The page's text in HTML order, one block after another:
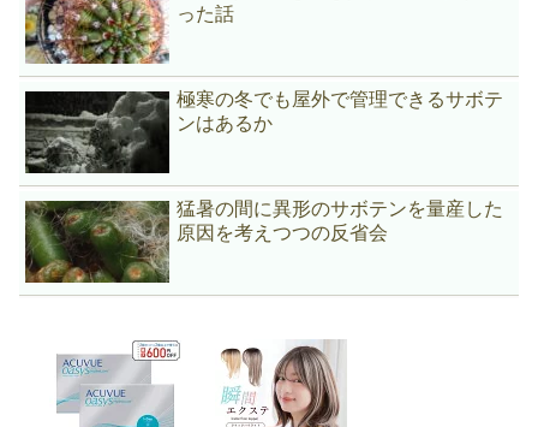
った話
極寒の冬でも屋外で管理できるサボテ
ンはあるか
猛暑の間に異形のサボテンを量産した
原因を考えつつの反省会